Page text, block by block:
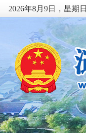
2026年8月9日，星期日